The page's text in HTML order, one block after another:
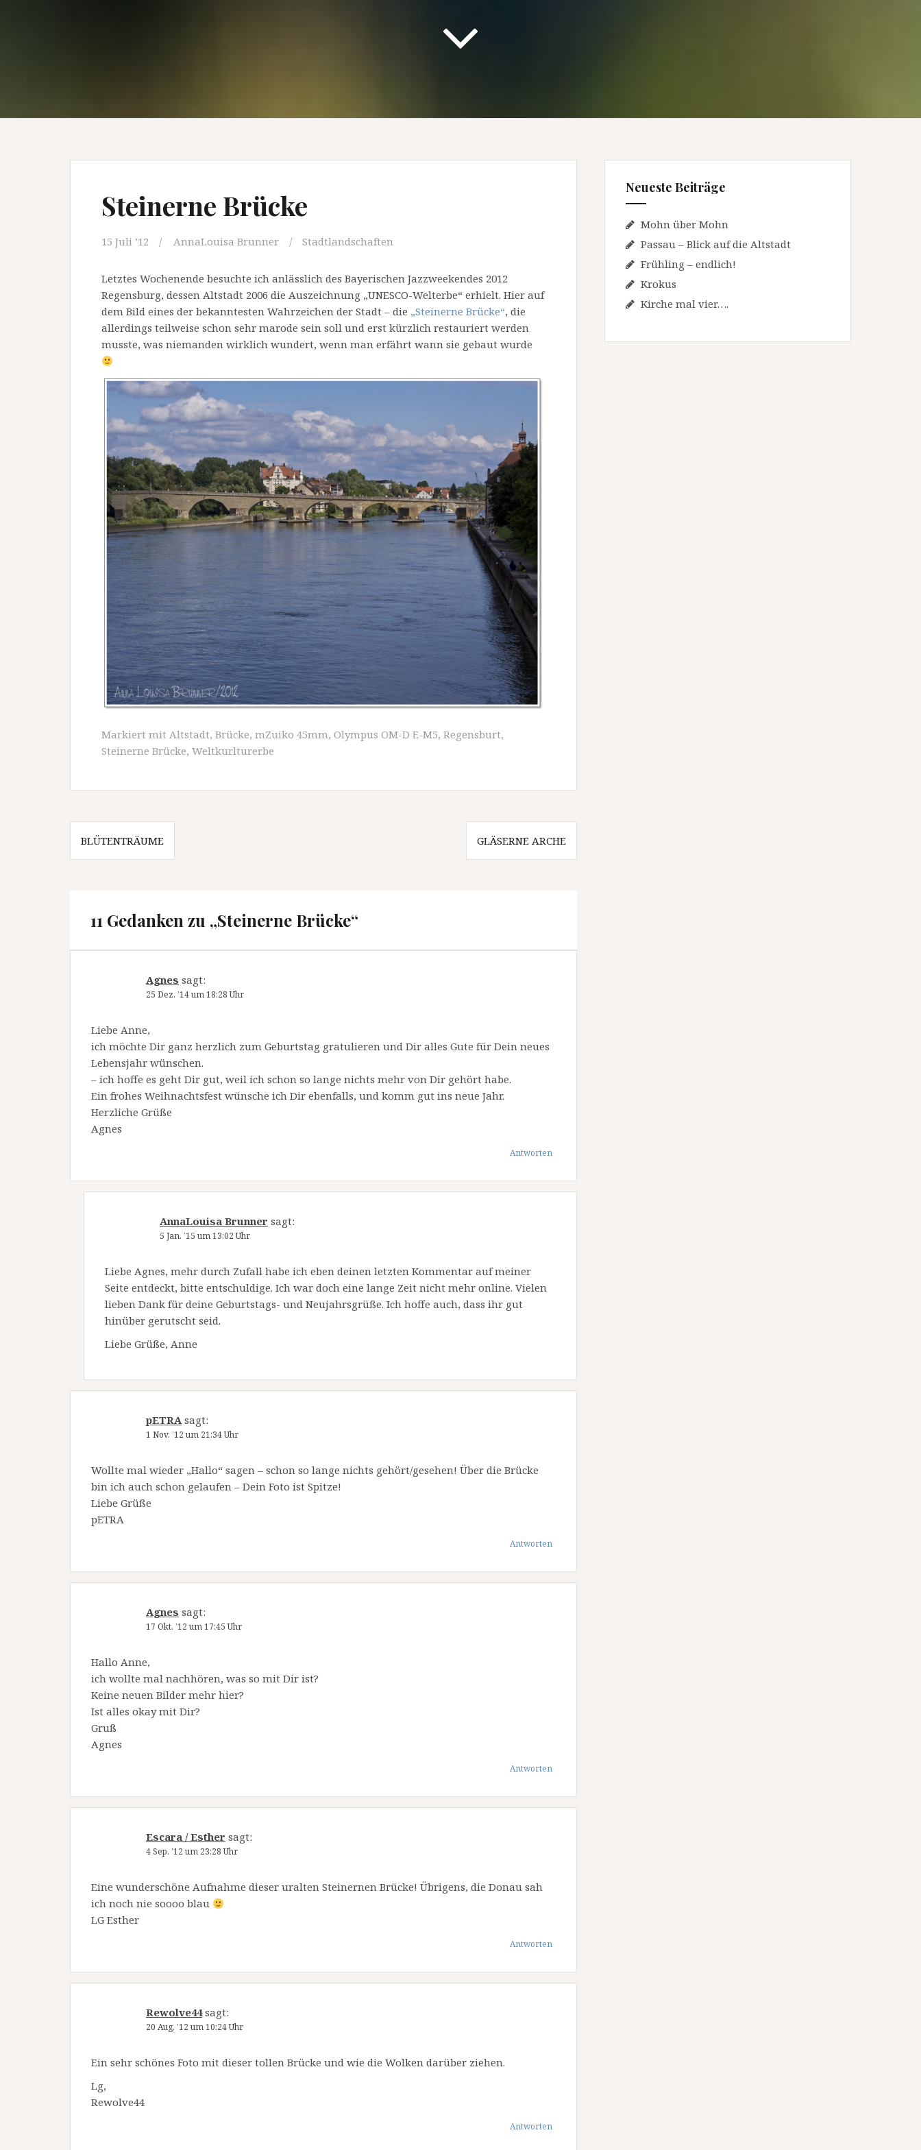
Steinerne Brücke
15 Juli ’12 AnnaLouisa Brunner Stadtlandschaften
Letztes Wochenende besuchte ich anlässlich des Bayerischen Jazzweekendes 2012
Regensburg, dessen Altstadt 2006 die Auszeichnung „UNESCO-Welterbe“ erhielt. Hier auf
dem Bild eines der bekanntesten Wahrzeichen der Stadt – die „Steinerne Brücke“, die
allerdings teilweise schon sehr marode sein soll und erst kürzlich restauriert werden
musste, was niemanden wirklich wundert, wenn man erfährt wann sie gebaut wurde
Markiert mit Altstadt, Brücke, mZuiko 45mm, Olympus OM-D E-M5, Regensburt,
Steinerne Brücke, Weltkurlturerbe
Beitragsnavigation
BLÜTENTRÄUME GLÄSERNE ARCHE
11 Gedanken zu „Steinerne Brücke“
Agnes sagt:
25 Dez. ’14 um 18:28 Uhr
Liebe Anne,
ich möchte Dir ganz herzlich zum Geburtstag gratulieren und Dir alles Gute für Dein neues
Lebensjahr wünschen.
– ich hoffe es geht Dir gut, weil ich schon so lange nichts mehr von Dir gehört habe.
Ein frohes Weihnachtsfest wünsche ich Dir ebenfalls, und komm gut ins neue Jahr.
Herzliche Grüße
Agnes
Antworten
AnnaLouisa Brunner sagt:
5 Jan. ’15 um 13:02 Uhr
Liebe Agnes, mehr durch Zufall habe ich eben deinen letzten Kommentar auf meiner
Seite entdeckt, bitte entschuldige. Ich war doch eine lange Zeit nicht mehr online. Vielen
lieben Dank für deine Geburtstags- und Neujahrsgrüße. Ich hoffe auch, dass ihr gut
hinüber gerutscht seid.
Liebe Grüße, Anne
pETRA sagt:
1 Nov. ’12 um 21:34 Uhr
Wollte mal wieder „Hallo“ sagen – schon so lange nichts gehört/gesehen! Über die Brücke
bin ich auch schon gelaufen – Dein Foto ist Spitze!
Liebe Grüße
pETRA
Antworten
Agnes sagt:
17 Okt. ’12 um 17:45 Uhr
Hallo Anne,
ich wollte mal nachhören, was so mit Dir ist?
Keine neuen Bilder mehr hier?
Ist alles okay mit Dir?
Gruß
Agnes
Antworten
Escara / Esther sagt:
4 Sep. ’12 um 23:28 Uhr
Eine wunderschöne Aufnahme dieser uralten Steinernen Brücke! Übrigens, die Donau sah
ich noch nie soooo blau
LG Esther
Antworten
Rewolve44 sagt:
20 Aug. ’12 um 10:24 Uhr
Ein sehr schönes Foto mit dieser tollen Brücke und wie die Wolken darüber ziehen.
Lg,
Rewolve44
Antworten
Neueste Beiträge
Mohn über Mohn
Passau – Blick auf die Altstadt
Frühling – endlich!
Krokus
Kirche mal vier….